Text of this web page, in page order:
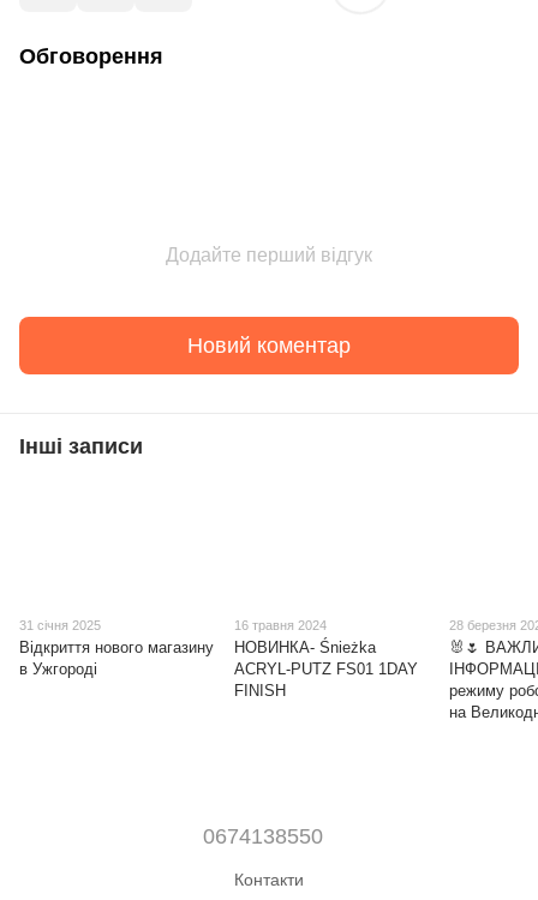
Обговорення
Додайте перший відгук
Новий коментар
Інші записи
31 січня 2025
Відкриття нового магазину
в Ужгороді
16 травня 2024
НОВИНКА- Śnieżka
ACRYL-PUTZ FS01 1DAY
FINISH
28 березня
🐰🌷
режиму
на
0674138550
Контакти